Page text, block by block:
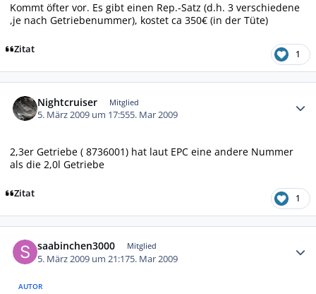
Kommt öfter vor. Es gibt einen Rep.-Satz (d.h. 3 verschiedene
,je nach Getriebenummer), kostet ca 350€ (in der Tüte)
Zitat 1
Nightcruiser Mitglied
5. März 2009 um 17:555. Mar 2009
2,3er Getriebe ( 8736001) hat laut EPC eine andere Nummer
als die 2,0l Getriebe
Zitat 1
saabinchen3000 Mitglied
5. März 2009 um 21:175. Mar 2009
AUTOR